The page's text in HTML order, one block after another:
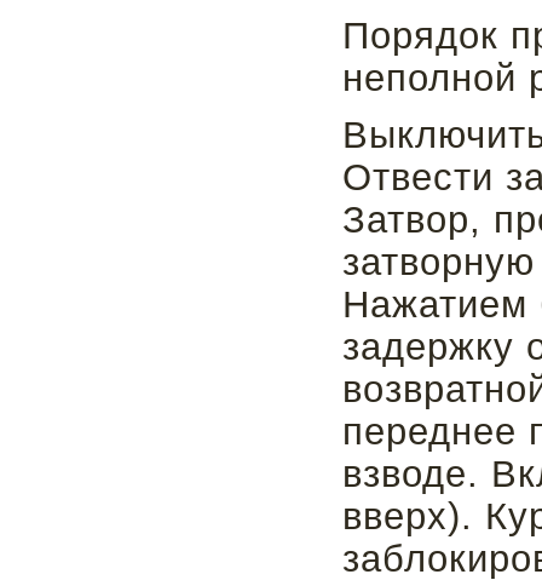
Порядок
неполной
Отвести
Затвор,
Нажатием
задержку
переднее
взводе.
вверх).